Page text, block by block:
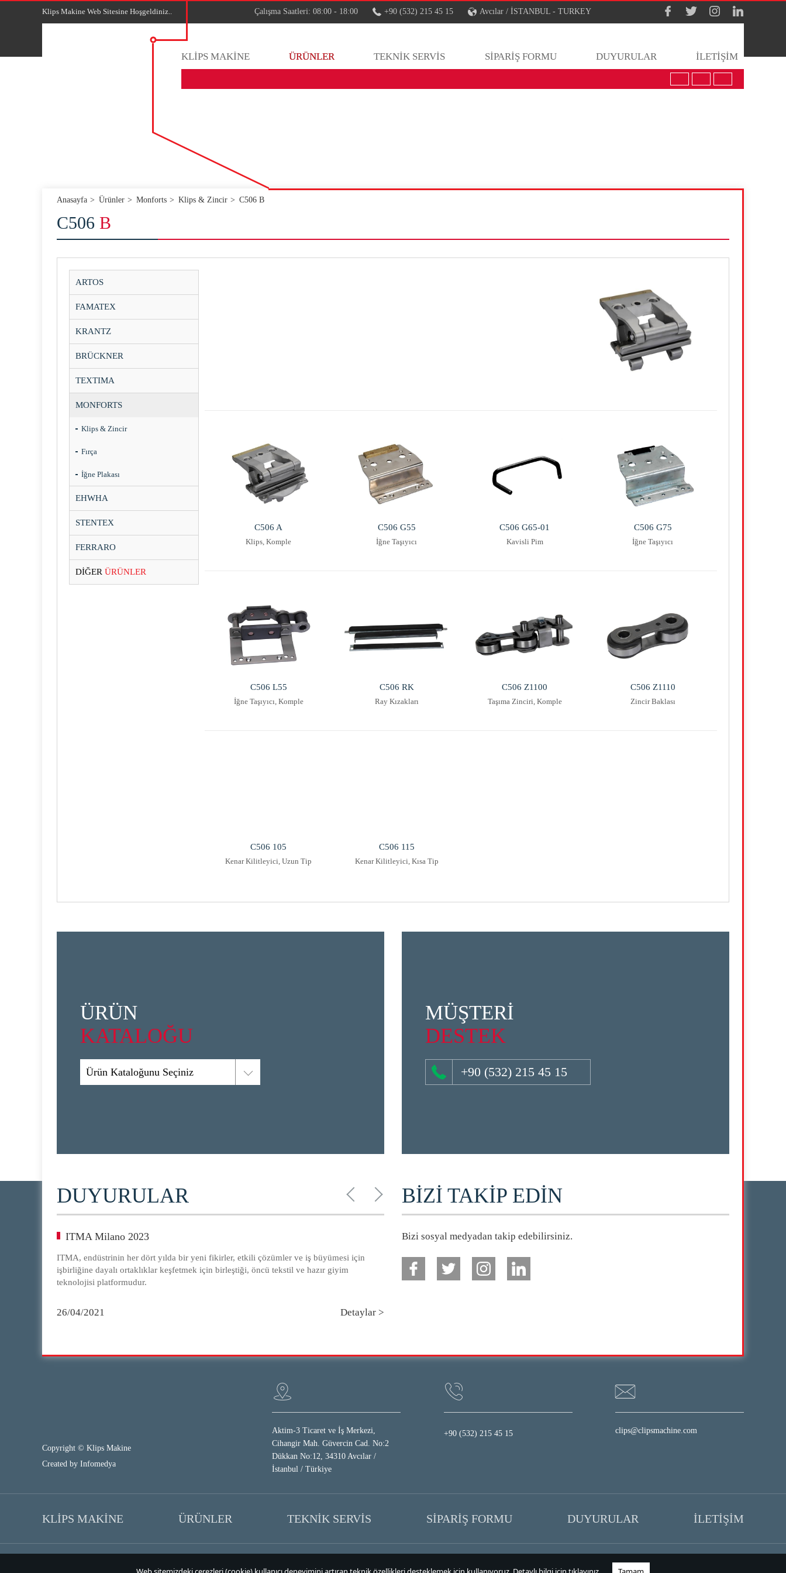
Klips Makine Web Sitesine Hoşgeldiniz.. Çalışma Saatleri: 08:00 - 18:00 +90 (532) 215 45 15 Avcılar / İSTANBUL - TURKEY
KLİPS MAKİNE ÜRÜNLER TEKNİK SERVİS SİPARİŞ FORMU DUYURULAR İLETİŞİM
Anasayfa Ürünler Monforts Klips & Zincir C506 B
C506 B
ARTOS
FAMATEX
KRANTZ
BRÜCKNER
TEXTIMA
MONFORTS
Klips & Zincir
Fırça
İğne Plakası
EHWHA
STENTEX
FERRARO
DİĞER ÜRÜNLER
C506 A
Klips, Komple
C506 G55
İğne Taşıyıcı
C506 G65-01
Kavisli Pim
C506 G75
İğne Taşıyıcı
C506 L55
İğne Taşıyıcı, Komple
C506 RK
Ray Kızakları
C506 Z1100
Taşıma Zinciri, Komple
C506 Z1110
Zincir Baklası
C506 105
Kenar Kilitleyici, Uzun Tip
C506 115
Kenar Kilitleyici, Kısa Tip
ÜRÜN
KATALOĞU
Ürün Kataloğunu Seçiniz
MÜŞTERİ
DESTEK
+90 (532) 215 45 15
DUYURULAR
ITMA Milano 2023
ITMA, endüstrinin her dört yılda bir yeni fikirler, etkili çözümler ve iş büyümesi için
işbirliğine dayalı ortaklıklar keşfetmek için birleştiği, öncü tekstil ve hazır giyim
teknolojisi platformudur.
26/04/2021 Detaylar >
BİZİ TAKİP EDİN
Bizi sosyal medyadan takip edebilirsiniz.
Copyright © Klips Makine
Created by Infomedya
Aktim-3 Ticaret ve İş Merkezi,
Cihangir Mah. Güvercin Cad. No:2
Dükkan No:12, 34310 Avcılar /
İstanbul / Türkiye
+90 (532) 215 45 15 clips@clipsmachine.com
KLİPS MAKİNE ÜRÜNLER TEKNİK SERVİS SİPARİŞ FORMU DUYURULAR İLETİŞİM